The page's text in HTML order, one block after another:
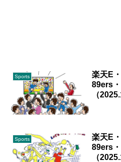
Sports
楽天E
89ers
（
Sports
楽天E
89ers
（